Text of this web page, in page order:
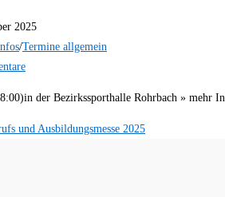
2025
/Termine allgemein
der Bezirkssporthalle Rohrbach » mehr
und Ausbildungsmesse 2025